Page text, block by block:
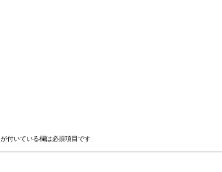
が付いている欄は必須項目です